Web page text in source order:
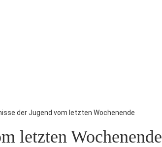
der Jugend vom letzten Wochenende
letzten Wochenende